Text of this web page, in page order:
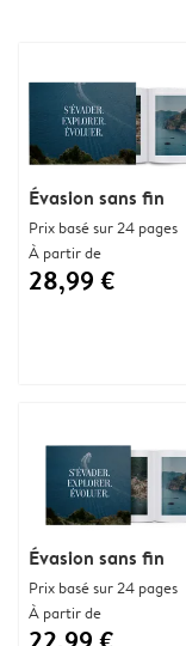
Évasion sans fin
Prix basé sur 24 pages
À partir de
28,99 €
Évasion sans fin
Prix basé sur 24 pages
À partir de